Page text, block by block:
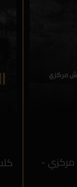
مركزي -